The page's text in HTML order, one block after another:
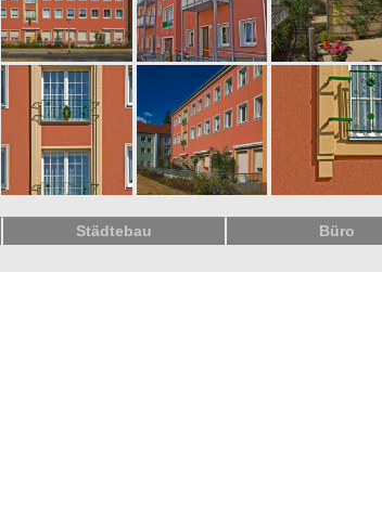
Städtebau Büro